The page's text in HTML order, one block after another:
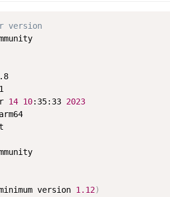
version
14 10:35:33 2023
version 1.12)